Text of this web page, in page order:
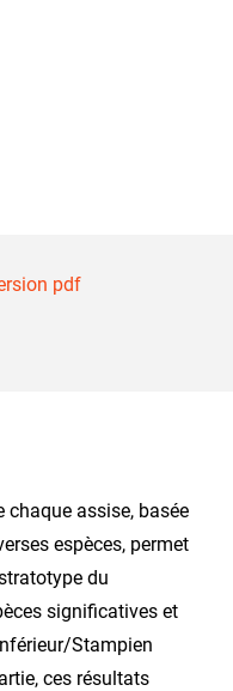
pdf
chaque assise, basée
espèces, permet
du
significatives et
Stampien
ces résultats